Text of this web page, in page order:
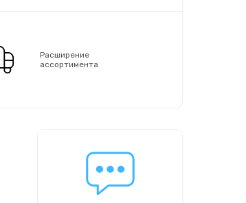
Расширение
ассортимента